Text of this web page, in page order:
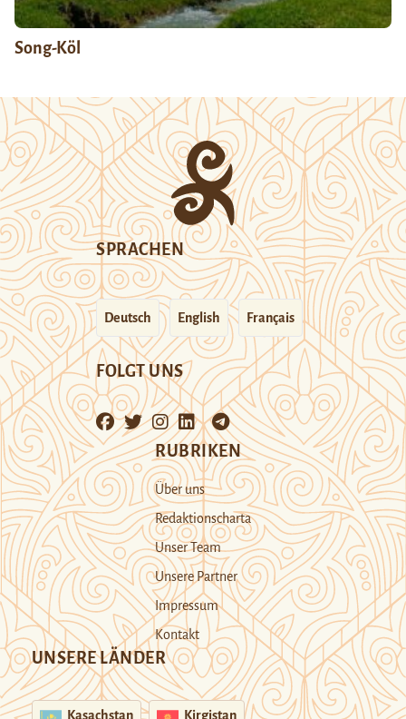
Song-Köl
SPRACHEN
Deutsch English Français
FOLGT UNS
RUBRIKEN
Über uns
Redaktionscharta
Unser Team
Unsere Partner
Impressum
Kontakt
UNSERE LÄNDER
Kasachstan Kirgistan